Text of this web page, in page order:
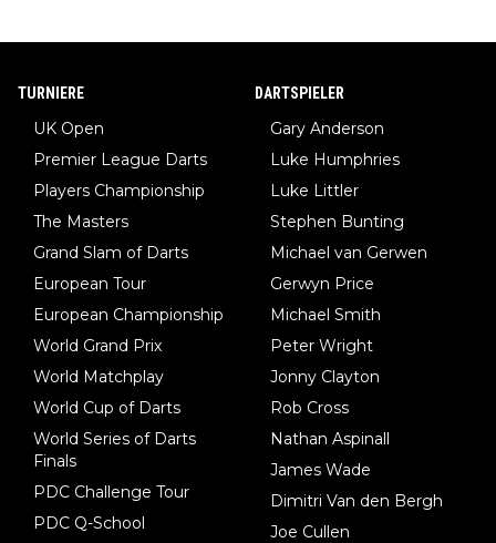
TURNIERE
UK Open
Premier League Darts
Players Championship
The Masters
Grand Slam of Darts
European Tour
European Championship
World Grand Prix
World Matchplay
World Cup of Darts
World Series of Darts
Finals
PDC Challenge Tour
PDC Q-School
DARTSPIELER
Gary Anderson
Luke Humphries
Luke Littler
Stephen Bunting
Michael van Gerwen
Gerwyn Price
Michael Smith
Peter Wright
Jonny Clayton
Rob Cross
Nathan Aspinall
James Wade
Dimitri Van den Bergh
Joe Cullen